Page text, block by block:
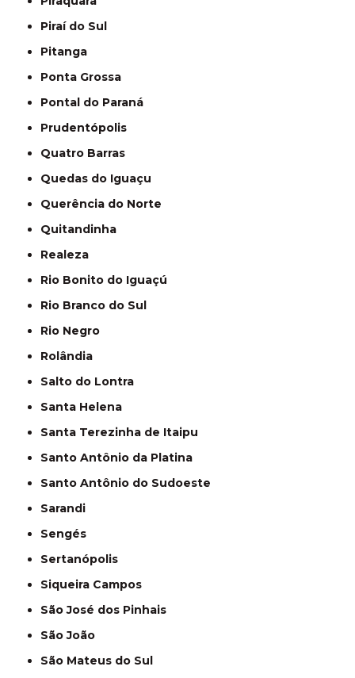
Piraí do Sul
Pitanga
Ponta Grossa
Pontal do Paraná
Prudentópolis
Quatro Barras
Quedas do Iguaçu
Querência do Norte
Quitandinha
Realeza
Rio Bonito do Iguaçú
Rio Branco do Sul
Rio Negro
Rolândia
Salto do Lontra
Santa Helena
Santa Terezinha de Itaipu
Santo Antônio da Platina
Santo Antônio do Sudoeste
Sarandi
Sengés
Sertanópolis
Siqueira Campos
São José dos Pinhais
São João
São Mateus do Sul